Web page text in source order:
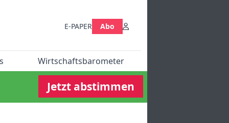
E-PAPER Abo
Wirtschaftsbarometer
Jetzt abstimmen